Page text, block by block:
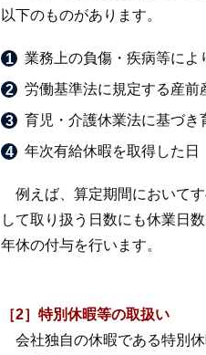
以下のものがあります。
業務上の負傷・疾病等によ
労働基準法に規定する産前
育児・介護休業法に基づき
年次有給休暇を取得した日
例えば、算定期間において
して取り扱う日数にも休業日
年休の付与を行います。
［2］特別休暇等の取扱い
会社独自の休暇である特別